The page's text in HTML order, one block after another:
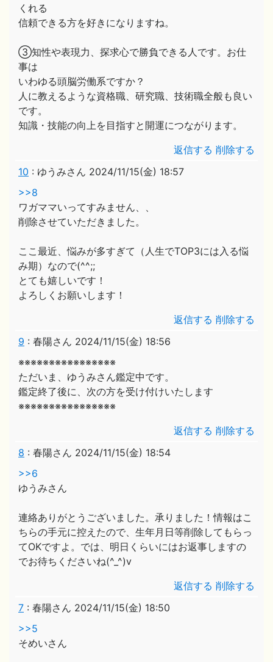
くれる
信頼できる方を好きになりますね。
③知性や表現力、探求心で勝負できる人です。お仕
事は
いわゆる頭脳労働系ですか？
人に教えるような資格職、研究職、技術職全般も良い
です。
知識・技能の向上を目指すと開運につながります。
返信する 削除する
10 : ゆうみさん 2024/11/15(金) 18:57
>>8
ワガママいってすみません、、
削除させていただきました。
ここ最近、悩みが多すぎて（人生でTOP3には入る悩
み期）なので(^^;;
とても嬉しいです！
よろしくお願いします！
返信する 削除する
9 : 春陽さん 2024/11/15(金) 18:56
※※※※※※※※※※※※※※※※
ただいま、ゆうみさん鑑定中です。
鑑定終了後に、次の方を受け付けいたします
※※※※※※※※※※※※※※※※
返信する 削除する
8 : 春陽さん 2024/11/15(金) 18:54
>>6
ゆうみさん
連絡ありがとうございました。承りました！情報はこ
ちらの手元に控えたので、生年月日等削除してもらっ
てOKですよ。では、明日くらいにはお返事しますの
でお待ちくださいね(^_^)v
返信する 削除する
7 : 春陽さん 2024/11/15(金) 18:50
>>5
そめいさん